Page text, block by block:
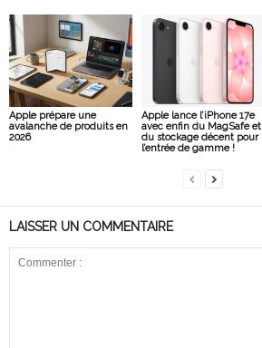
Apple prépare une
avalanche de produits en
2026
Apple lance l’iPhone 17e
avec enfin du MagSafe et
du stockage décent pour
l’entrée de gamme !
LAISSER UN COMMENTAIRE